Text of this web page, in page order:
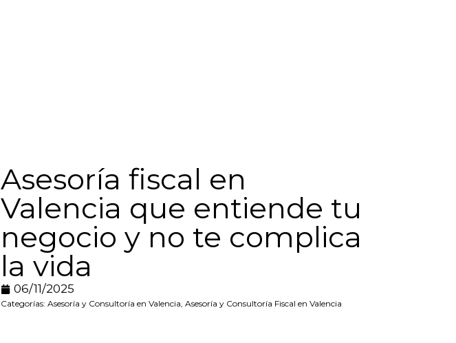
Asesoría fiscal en
Valencia que entiende tu
negocio y no te complica
la vida
06/11/2025
Categorías: Asesoría y Consultoría en Valencia, Asesoría y Consultoría Fiscal en Valencia